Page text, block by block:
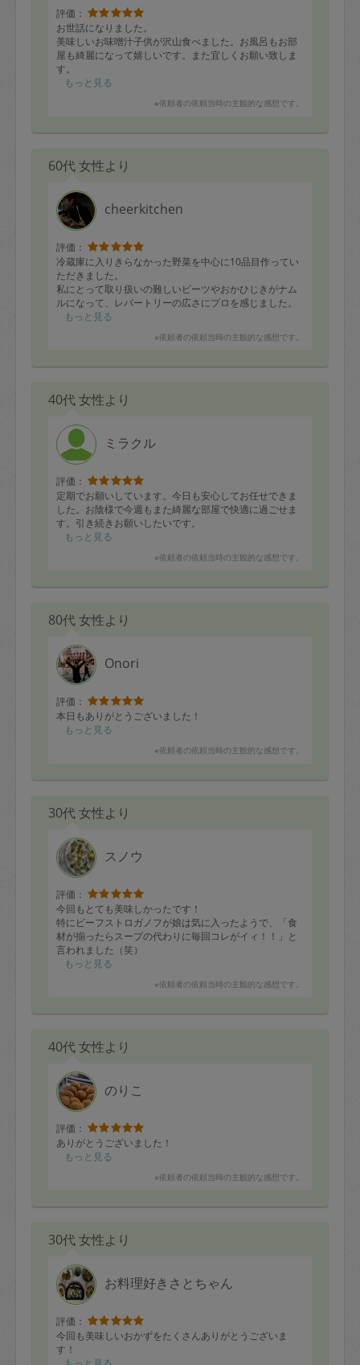
評価：
お世話になりました。
美味しいお味噌汁子供が沢山食べました。お風呂もお部
屋も綺麗になって嬉しいです。また宜しくお願い致しま
す。
もっと見る
※依頼者の依頼当時の主観的な感想です。
60代 女性より
cheerkitchen
評価：
冷蔵庫に入りきらなかった野菜を中心に10品目作ってい
ただきました。
私にとって取り扱いの難しいビーツやおかひじきがナム
ルになって、レパートリーの広さにプロを感じました。
魚嫌いの家族が、たらの煮物を絶賛していたので、料理
族の長年の好き嫌いも直していただける気がしました。
ざいました。
もっと見る
※依頼者の依頼当時の主観的な感想です。
40代 女性より
ミラクル
評価：
定期でお願いしています。今日も安心してお任せできま
した。お陰様で今週もまた綺麗な部屋で快適に過ごせま
す。引き続きお願いしたいです。
もっと見る
※依頼者の依頼当時の主観的な感想です。
80代 女性より
Onori
評価：
本日もありがとうございました！
もっと見る
※依頼者の依頼当時の主観的な感想です。
30代 女性より
スノウ
評価：
今回もとても美味しかったです！
特にビーフストロガノフが娘は気に入ったようで、「食
材が揃ったらスープの代わりに毎回コレがイィ！！」と
言われました（笑）
あとコールラビのオリーブオイル漬け（？）もとても美
もっと見る
※依頼者の依頼当時の主観的な感想です。
40代 女性より
のりこ
評価：
ありがとうございました！
もっと見る
※依頼者の依頼当時の主観的な感想です。
30代 女性より
お料理好きさとちゃん
評価：
今回も美味しいおかずをたくさんありがとうございま
す！